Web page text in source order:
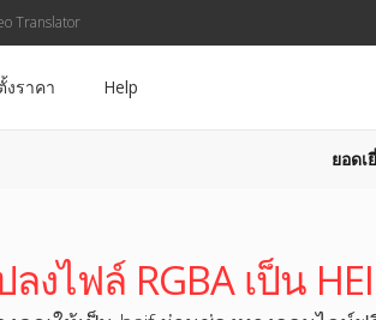
Translator
งราคา Help
ยอดเ
งไฟล์ RGBA เป็น